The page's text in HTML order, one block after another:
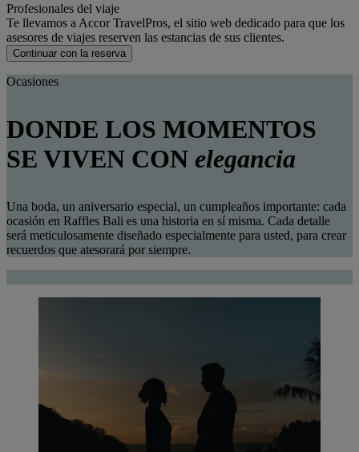
Profesionales del viaje
Te llevamos a Accor TravelPros, el sitio web dedicado para que los
asesores de viajes reserven las estancias de sus clientes.
Continuar con la reserva
Ocasiones
DONDE LOS MOMENTOS
SE VIVEN CON elegancia
Una boda, un aniversario especial, un cumpleaños importante: cada
ocasión en Raffles Bali es una historia en sí misma. Cada detalle
será meticulosamente diseñado especialmente para usted, para crear
recuerdos que atesorará por siempre.